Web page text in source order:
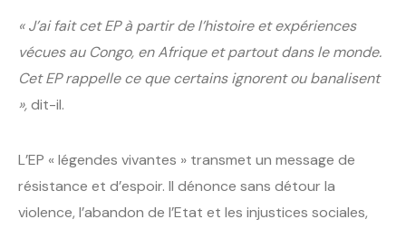
« J’ai fait cet EP à partir de l’histoire et expériences
vécues au Congo, en Afrique et partout dans le monde.
Cet EP rappelle ce que certains ignorent ou banalisent
»,dit-il.
L’EP « légendes vivantes » transmet un message de
résistance et d’espoir. Il dénonce sans détour la
violence, l’abandon de l’Etat et les injustices sociales,